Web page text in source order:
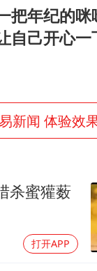
2025年小学教
王艺迪无缘横滨
《龙餐馆》 冲奖
白海豚5次眼壁
把年纪的
自己开心一
新闻 体验效
杀蜜獾薮
打开APP